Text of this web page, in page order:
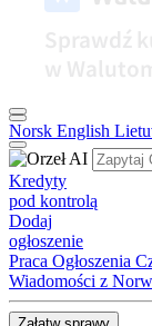
Norsk English
Kredyty
pod kontrolą
Dodaj
ogłoszenie
Praca Ogłoszenia
Wiadomości z